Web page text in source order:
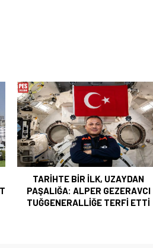
TARİHTE BİR İLK, UZAYDAN
PAŞALIĞA: ALPER GEZERAVCI
TUĞGENERALLİĞE TERFİ ETTİ